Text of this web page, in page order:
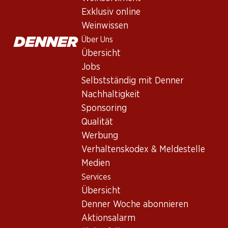
Exklusiv online
Weinwissen
Über Uns
Übersicht
Jobs
Selbstständig mit Denner
Nachhaltigkeit
Sponsoring
Qualität
Werbung
Verhaltenskodex & Meldestelle
Medien
Services
Übersicht
Denner Woche abonnieren
Aktionsalarm
Chasselas – Star in der
Der Top Shot der Schweizer Weinwelt ist ohne
dort unter dem Namen Fendant bekannt. Das
Herkunft des Chasselas ranken sich jedoch viele